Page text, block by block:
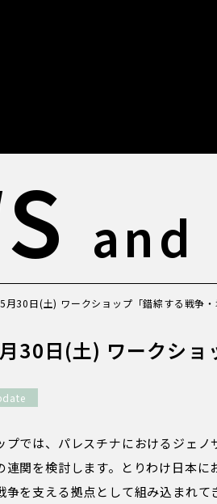
and
月30日(土) ワークショップ「錯綜する戦争・
30日(土) ワークショ
プでは、パレスチナにおけるジェ
連関を検討します。とりわけ日本
争を支える拠点として組み込まれ